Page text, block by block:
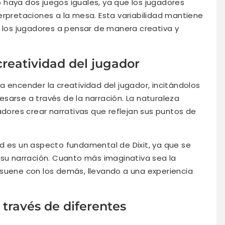
dos juegos iguales, ya que los jugadores
a la mesa. Esta variabilidad mantiene
jugadores a pensar de manera creativa y
del jugador
encender la creatividad del jugador, incitándolos
a través de la narración. La naturaleza
crear narrativas que reflejan sus puntos de
es un aspecto fundamental de Dixit, ya que se
narración. Cuanto más imaginativa sea la
con los demás, llevando a una experiencia
de diferentes